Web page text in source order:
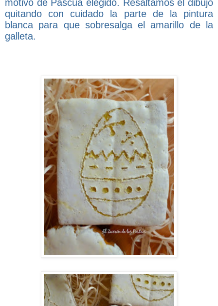
motivo de Pascua elegido. Resaltamos el dibujo
quitandocon cuidado la parte de la pintura
blanca para que sobresalga el amarillo de la
galleta.